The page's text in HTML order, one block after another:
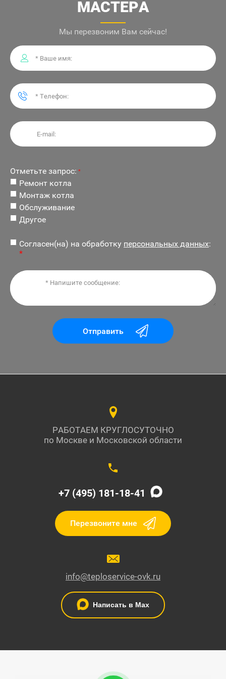
МАСТЕРА
Мы перезвоним Вам сейчас!
Отметьте запрос: *
Ремонт котла
Монтаж котла
Обслуживание
Другое
Согласен(на) на обработку персональных данных:
*
Отправить
РАБОТАЕМ КРУГЛОСУТОЧНО
по Москве и Московской области
+7 (495) 181-18-41
Перезвоните мне
info@teploservice-ovk.ru
Написать в Max